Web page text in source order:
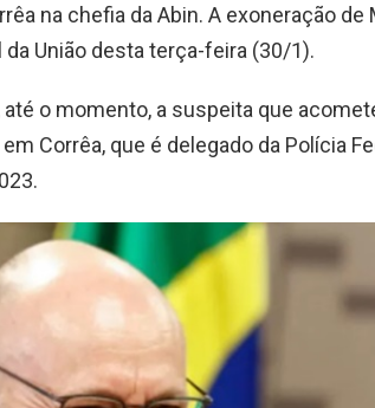
na chefia da Abin. A exoneração
da União desta terça-feira (30/1).
até o momento, a suspeita que
Corrêa, que é delegado da Polícia